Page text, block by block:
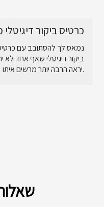
כרטיס ביקור
נמאס לך להסתובב עם
ביקור דיגיטלי שאף אחד לא
יראה הרבה יותר מרשים איתו.